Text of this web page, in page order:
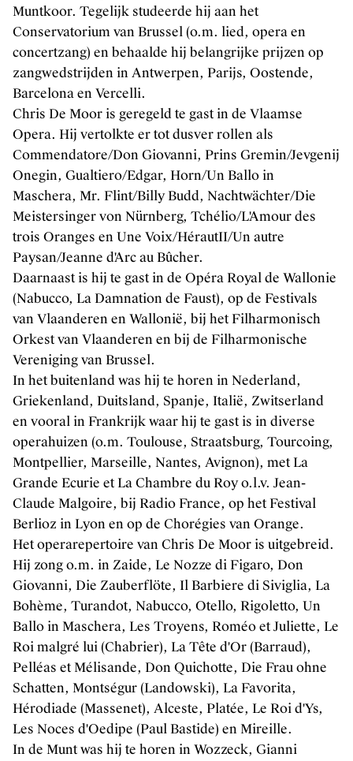
Ontdek
Artiesten en groepen
Muziekuitgaven
FAQ
Contact
Credits
Kunsten.be
Muntkoor. Tegelijk studeerde hij aan het
Conservatorium van Brussel (o.m. lied, opera en
concertzang) en behaalde hij belangrijke prijzen op
zangwedstrijden in Antwerpen, Parijs, Oostende,
Barcelona en Vercelli.
Chris De Moor is geregeld te gast in de Vlaamse
Opera. Hij vertolkte er tot dusver rollen als
Commendatore/Don Giovanni, Prins Gremin/Jevgenij
Onegin, Gualtiero/Edgar, Horn/Un Ballo in
Maschera, Mr. Flint/Billy Budd, Nachtwächter/Die
Meistersinger von Nürnberg, Tchélio/L'Amour des
trois Oranges en Une Voix/HérautII/Un autre
Paysan/Jeanne d'Arc au Bûcher.
Daarnaast is hij te gast in de Opéra Royal de Wallonie
(Nabucco, La Damnation de Faust), op de Festivals
van Vlaanderen en Wallonië, bij het Filharmonisch
Orkest van Vlaanderen en bij de Filharmonische
Vereniging van Brussel.
In het buitenland was hij te horen in Nederland,
Griekenland, Duitsland, Spanje, Italië, Zwitserland
en vooral in Frankrijk waar hij te gast is in diverse
operahuizen (o.m. Toulouse, Straatsburg, Tourcoing,
Montpellier, Marseille, Nantes, Avignon), met La
Grande Ecurie et La Chambre du Roy o.l.v. Jean-
Claude Malgoire, bij Radio France, op het Festival
Berlioz in Lyon en op de Chorégies van Orange.
Het operarepertoire van Chris De Moor is uitgebreid.
Hij zong o.m. in Zaide, Le Nozze di Figaro, Don
Giovanni, Die Zauberflöte, Il Barbiere di Siviglia, La
Bohème, Turandot, Nabucco, Otello, Rigoletto, Un
Ballo in Maschera, Les Troyens, Roméo et Juliette, Le
Roi malgré lui (Chabrier), La Tête d'Or (Barraud),
Pelléas et Mélisande, Don Quichotte, Die Frau ohne
Schatten, Montségur (Landowski), La Favorita,
Hérodiade (Massenet), Alceste, Platée, Le Roi d'Ys,
Les Noces d'Oedipe (Paul Bastide) en Mireille.
In de Munt was hij te horen in Wozzeck, Gianni